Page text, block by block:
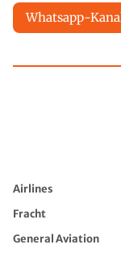
Whatsapp-
Airlines
Fracht
General Aviation